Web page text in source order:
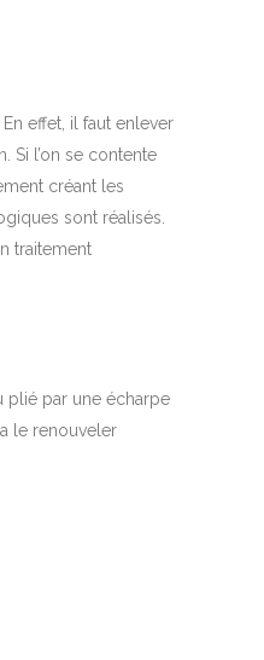
effet, il faut enlever
Si l’on se contente
créant les
sont réalisés.
traitement
plié par une écharpe
le renouveler